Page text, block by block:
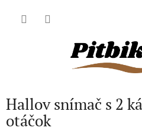
Hallov snímač s 2
otáčok